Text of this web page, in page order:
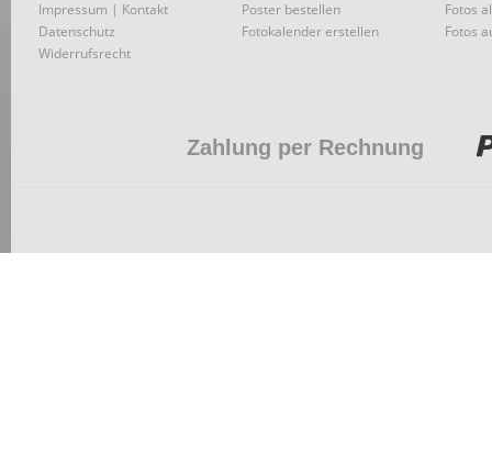
Impressum | Kontakt
Datenschutz
Widerrufsrecht
Poster bestellen
Fotokalender erstellen
Fotos
Fotos
Zahlung per Rechnung